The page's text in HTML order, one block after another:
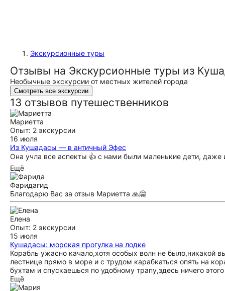
Экскурсионные туры
Отзывы на Экскурсионные туры из
Необычные экскурсии от местных жителей города
Смотреть все экскурсии
13 отзывов путешественников
Мариетта
Опыт: 2 экскурсии
16 июля
Из Кушадасы — в античный Эфес
Она учла все аспекты 👍 с нами были маленькие дети, даже
Ещё
Фаридагид
Благодарю Вас за отзыв Мариетта 🙏🤗
Елена
Опыт: 2 экскурсии
15 июля
Кушадасы: морская прогулка на лодке
Корабль ужасно качало,хотя особых волн не было,никакой
лестнице прямо в море и с трудом карабкаться опять на
бухтам и спускаешься по удобному трапу,здесь ничего
Ещё